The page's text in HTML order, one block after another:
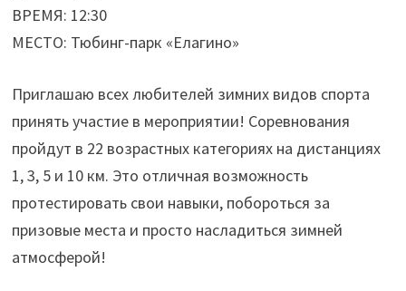
ВРЕМЯ: 12:30
МЕСТО: Тюбинг-парк «Елагино»
Приглашаю всех любителей зимних видов спорта
принять участие в мероприятии! Соревнования
пройдут в 22 возрастных категориях на дистанциях
1, 3, 5 и 10 км. Это отличная возможность
протестировать свои навыки, побороться за
призовые места и просто насладиться зимней
атмосферой!